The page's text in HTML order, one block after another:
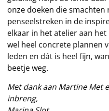
onze doeken die smachten
penseelstreken in de
elkaar in het atelier aan
wel heel concrete plannen
leden en dát is heel fijn,
beetje weg.
Met dank aan Martine Met
inbreng,